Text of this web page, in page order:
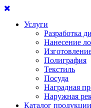
Услуги
Разработка
Нанесение
Полиграфия
Текстиль
Посуда
Наградная
Наружная
Каталог продукции